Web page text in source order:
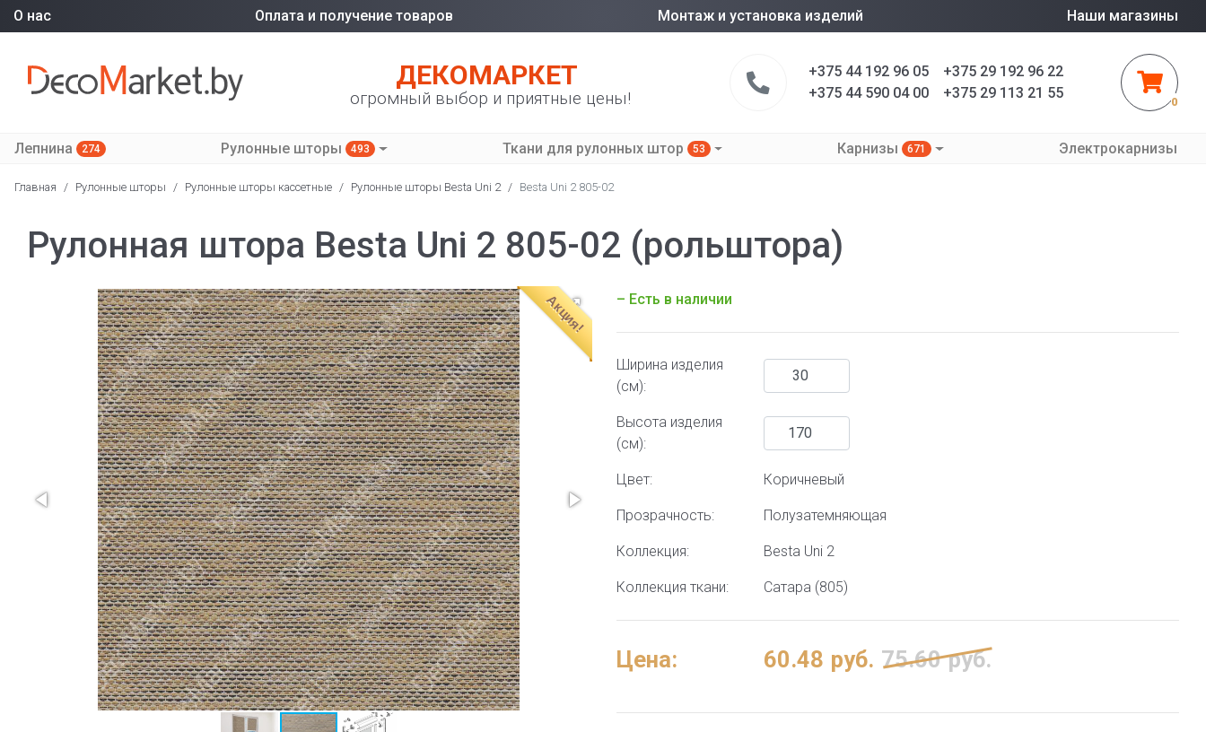
О нас Оплата и получение товаров Монтаж и установка изделий Наши магазины
ДЕКОМАРКЕТ
огромный выбор и приятные цены!
+375 44 192 96 05
+375 44 590 04 00
+375 29 192 96 22
+375 29 113 21 55
0
Лепнина 274 Рулонные шторы 493 Ткани для рулонных штор 53 Карнизы 671 Электрокарнизы
Главная / Рулонные шторы / Рулонные шторы кассетные / Рулонные шторы Besta Uni 2 / Besta Uni 2 805-02
Рулонная штора Besta Uni 2 805-02 (рольштора)
Акция! – Есть в наличии
Ширина изделия
(см):
Высота изделия
(см):
Цвет: Коричневый
Прозрачность: Полузатемняющая
Коллекция: Besta Uni 2
Коллекция ткани: Сатара (805)
Цена: 60.48 руб. 75.60 руб.